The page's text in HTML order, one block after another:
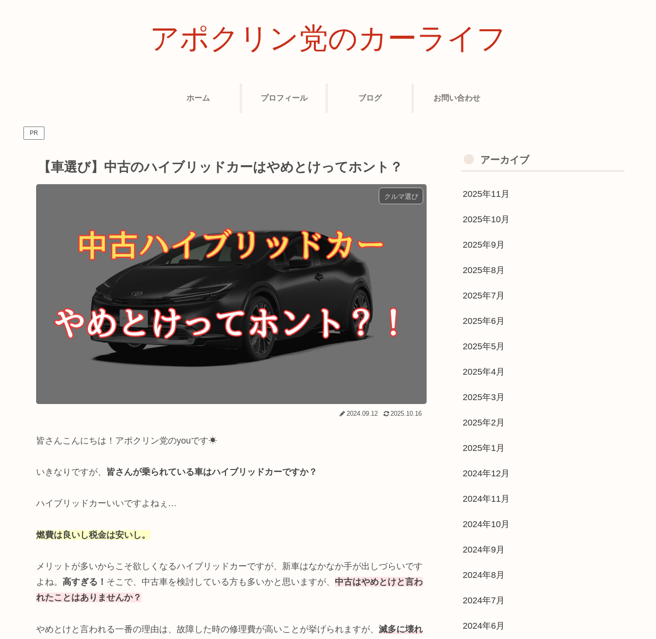
アポクリン党のカーライフ
ホーム プロフィール ブログ お問い合わせ
PR
【車選び】中古のハイブリッドカーはやめとけってホント？
クルマ選び
2024.09.12 2025.10.16
皆さんこんにちは！アポクリン党のyouです☀
いきなりですが、 皆さんが乗られている車はハイブリッドカーですか？
ハイブリッドカーいいですよねぇ…
燃費は良いし税金は安いし。
メリットが多いからこそ欲しくなるハイブリッドカーですが、新車はなかなか手が出しづらいです
よね。 高すぎる！ そこで、中古車を検討している方も多いかと思いますが、 中古はやめとけと言わ
れたことはありませんか？
やめとけと言われる一番の理由は、故障した時の修理費が高いことが挙げられますが、 滅多に壊れ
アーカイブ
2025年11月
2025年10月
2025年9月
2025年8月
2025年7月
2025年6月
2025年5月
2025年4月
2025年3月
2025年2月
2025年1月
2024年12月
2024年11月
2024年10月
2024年9月
2024年8月
2024年7月
2024年6月